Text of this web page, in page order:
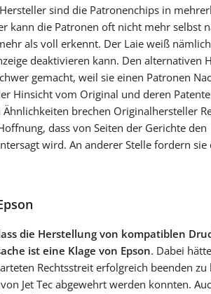
sind die Patronenchips in
kann die Patronen oft nicht mehr selbst
als voll erkennt. Der Laie weiß
deaktivieren kann. Den alternativen
gemacht, weil sie einen Patronen
Hinsicht vom Original und deren
Ähnlichkeiten brechen Originalhersteller
dass von Seiten der Gerichte den
wird. An anderer Stelle fordern sie
die Herstellung von kompatiblen
ist eine Klage von Epson. Dabei
Rechtsstreit erfolgreich beenden zu
Jet Tec abgewehrt werden konnten.